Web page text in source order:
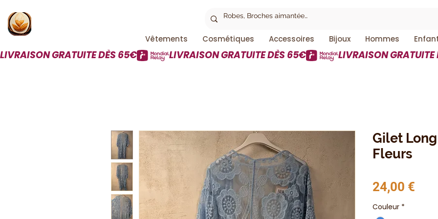
Vêtements Cosmétiques Accessoires Bijoux Hommes
LIVRAISON GRATUITE DÈS 65€
Gilet
Fleurs
24,00 €
Couleur *